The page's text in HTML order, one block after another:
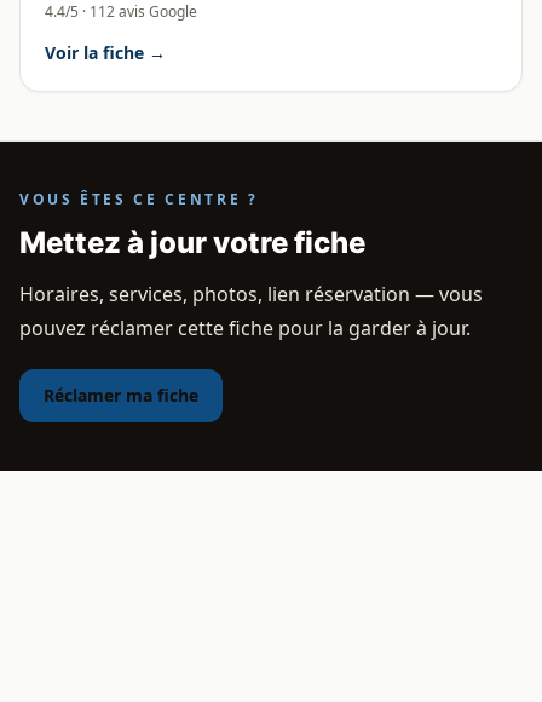
4.4/5 · 112 avis Google
Voir la fiche →
VOUS ÊTES CE CENTRE ?
Mettez à jour votre fiche
Horaires, services, photos, lien réservation — vous
pouvez réclamer cette fiche pour la garder à jour.
Réclamer ma fiche